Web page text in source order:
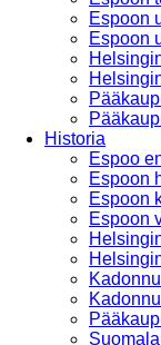
Espoon
Espoon
Historia
Espoo
Espoon
Espoon
Espoon